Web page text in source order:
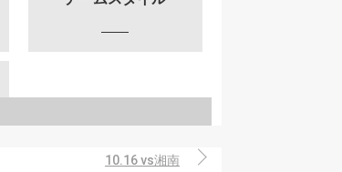
10.16 vs湘南